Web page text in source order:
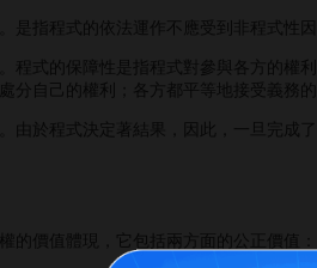
指程式的依法運作不應受到非程式性因
式的保障性是指程式對參與各方的權利
分自己的權利；各方都平等地接受義務
於程式決定著結果，因此，一旦完成了
價值體現，它包括兩方面的公正價值：